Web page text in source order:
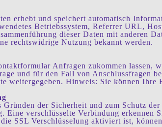
erhebt und speichert automatisch
Betriebssystem, Referrer URL,
dieser Daten mit anderen
rechtswidrige Nutzung bekannt werden.
Anfragen zukommen lassen,
und für den Fall von Anschlussfragen
weitergegeben. Hinweis: Sie können
Gründen der Sicherheit und zum Schutz
Eine verschlüsselte Verbindung erkennen
SSL Verschlüsselung aktiviert ist,